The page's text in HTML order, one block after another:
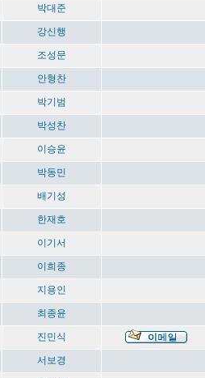
박대준
강신행
조성문
안형찬
박기범
박성찬
이승윤
박동민
배기성
한재호
이기서
이희종
지용인
최종윤
진민식
서보경